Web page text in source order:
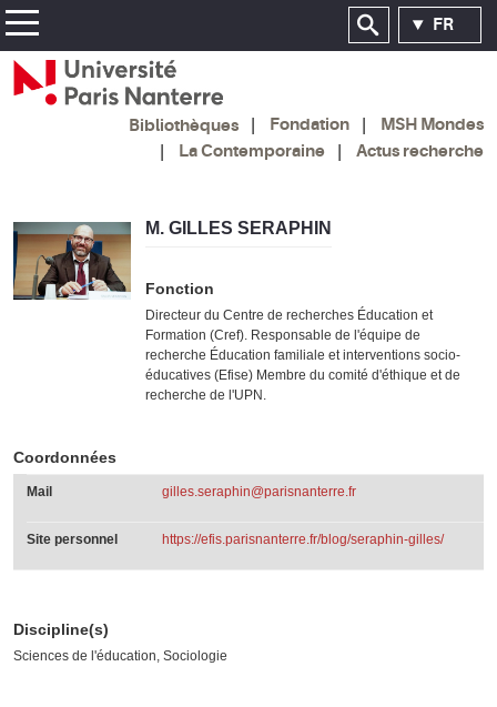
FR
Bibliothèques Fondation
MSH Mondes
La Contemporaine
Actus recherche
M. GILLES SERAPHIN
Fonction
Directeur du Centre de recherches Éducation et
Formation (Cref). Responsable de l'équipe de
recherche Éducation familiale et interventions socio-
éducatives (Efise) Membre du comité d'éthique et de
recherche de l'UPN.
Coordonnées
Mail gilles.seraphin@parisnanterre.fr
Site personnel https://efis.parisnanterre.fr/blog/seraphin-gilles/
Discipline(s)
Sciences de l'éducation, Sociologie